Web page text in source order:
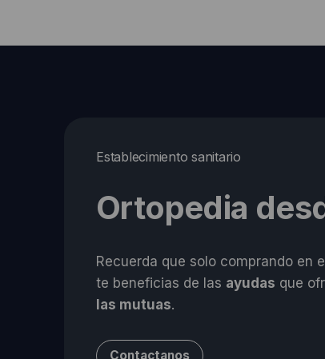
Establecimiento sanitario
Ortopedia
Recuerda que solo comprando en
te beneficias de las ayudas que
las mutuas.
Contactanos